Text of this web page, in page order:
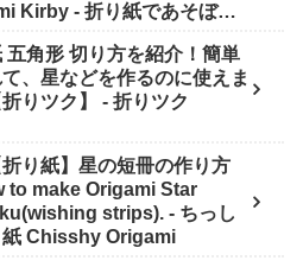
Kirby - 折り紙であそぼ
五角形 切り方を紹介！簡単
、星などを作るのに使えま
りツク】 - 折りツク
り紙】星の短冊の作り方
make Origami Star
strips). - ちっし
紙 Chisshy Origami